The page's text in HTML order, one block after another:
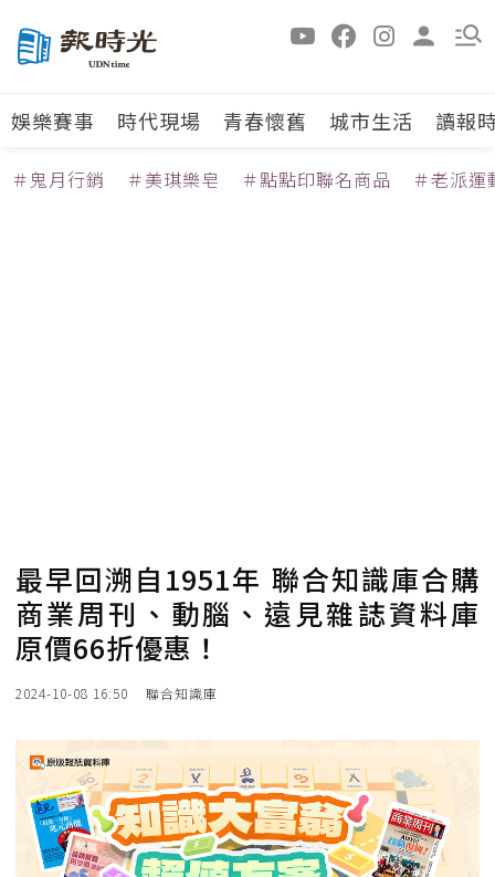
娛樂賽事 時代現場 青春懷舊 城市生活 讀報
＃鬼月行銷 ＃美琪樂皂 ＃點點印聯名商品 ＃老派運
最早回溯自1951年 聯合知識庫合購
商業周刊、動腦、遠見雜誌資料庫
原價66折優惠！
2024-10-08 16:50 聯合知識庫